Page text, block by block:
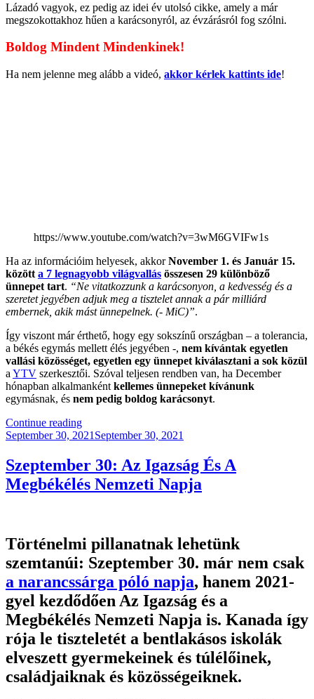
Lázadó vagyok, ez pedig az idei év utolsó cikke, amely a már
megszokottakhoz hűen a karácsonyról, az évzárásról fog szólni.
Boldog Mindent Mindenkinek!
Ha nem jelenne meg alább a videó, akkor kérlek kattints ide!
https://www.youtube.com/watch?v=3wM6GVIFw1s
Ha az információim helyesek, akkorNovember 1. és Január 15.
között a 7 legnagyobb világvallás összesen 29 különböző
ünnepet tart. “Ne vitatkozzunk a karácsonyon, a kedvesség és a
szeretet jegyében adjuk meg a tisztelet annak a pár milliárd
embernek, akik mást ünnepelnek. (- MiC)”.
Így viszont már érthető, hogy egy sokszínű országban – a tolerancia,
a békés egymás mellett élés jegyében -, nem kívántak egyetlen
vallási közösséget, egyetlen egy ünnepet kiválasztani a sok közül
a YTV szerkesztői. Szóval teljesen rendben van, ha December
hónapban alkalmanként kellemes ünnepeket kívánunk
egymásnak, és nem pedig boldog karácsonyt.
Continue reading“Boldog
Mindent!”
Posted
September 30, 2021 September 30, 2021
Szeptember 30: Az Igazság És A
Megbékélés Nemzeti Napja
Történelmi pillanatnak lehetünk
szemtanúi: Szeptember 30. már nem csak
a narancssárga póló napja, hanem 2021-
gyel kezdődően Az Igazság és a
Megbékélés Nemzeti Napja is. Kanada így
rója le tiszteletét a bentlakásos iskolák
elveszett gyermekeinek és túlélőinek,
családjaiknak és közösségeiknek.